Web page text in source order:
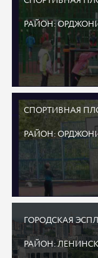
РАЙОН:
СПОРТИВНАЯ
РАЙОН:
ГОРОДСКАЯ
РАЙОН: